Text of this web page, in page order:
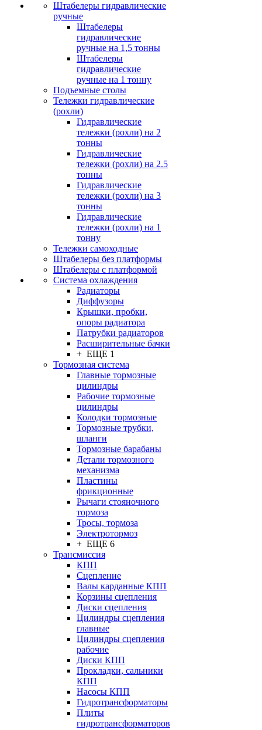
Штабелеры гидравлические
ручные
Штабелеры
гидравлические
ручные на 1,5 тонны
Штабелеры
гидравлические
ручные на 1 тонну
Подъемные столы
Тележки гидравлические
(рохли)
Гидравлические
тележки (рохли) на 2
тонны
Гидравлические
тележки (рохли) на 2.5
тонны
Гидравлические
тележки (рохли) на 3
тонны
Гидравлические
тележки (рохли) на 1
тонну
Тележки самоходные
Штабелеры без платформы
Штабелеры с платформой
Система охлаждения
Радиаторы
Диффузоры
Крышки, пробки,
опоры радиатора
Патрубки радиаторов
Расширительные бачки
+ ЕЩЕ 1
Тормозная система
Главные тормозные
цилиндры
Рабочие тормозные
цилиндры
Колодки тормозные
Тормозные трубки,
шланги
Тормозные барабаны
Детали тормозного
механизма
Пластины
фрикционные
Рычаги стояночного
тормоза
Тросы, тормоза
Электротормоз
+ ЕЩЕ 6
Трансмиссия
КПП
Сцепление
Валы карданные КПП
Корзины сцепления
Диски сцепления
Цилиндры сцепления
главные
Цилиндры сцепления
рабочие
Диски КПП
Прокладки, сальники
КПП
Насосы КПП
Гидротрансформаторы
Плиты
гидротрансформаторов